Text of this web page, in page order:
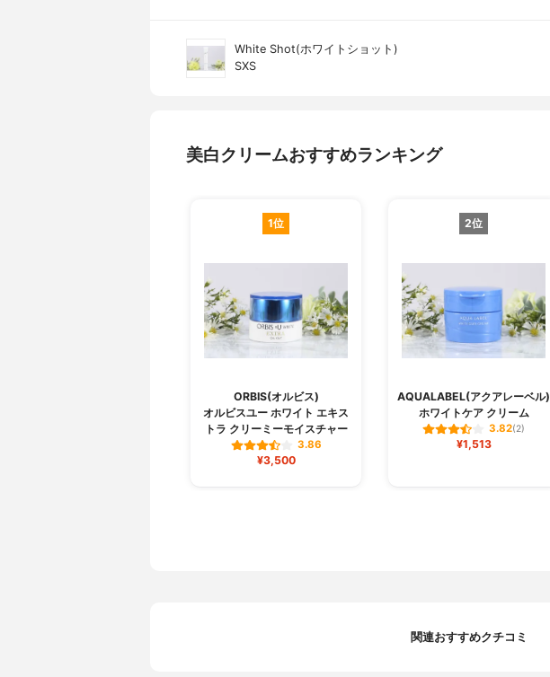
White Shot(ホワイトショット)
SXS
美白クリームおすすめランキング
1位
ORBIS(オルビス)
オルビスユー ホワイト エキス
トラ クリーミーモイスチャー
3.86
¥3,500
2位
AQUALABEL(アクアレーベル)
ホワイトケア クリーム
3.82(2)
¥1,513
関連おすすめクチコミ